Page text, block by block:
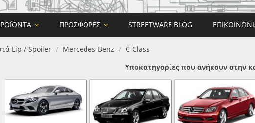
ΠΡΟΣΦΟΡΈΣ STREETWARE BLOG
Lip / Spoiler / Mercedes-Benz / C-Class
FORGE
Υποκατηγορίες που ανήκουν στην